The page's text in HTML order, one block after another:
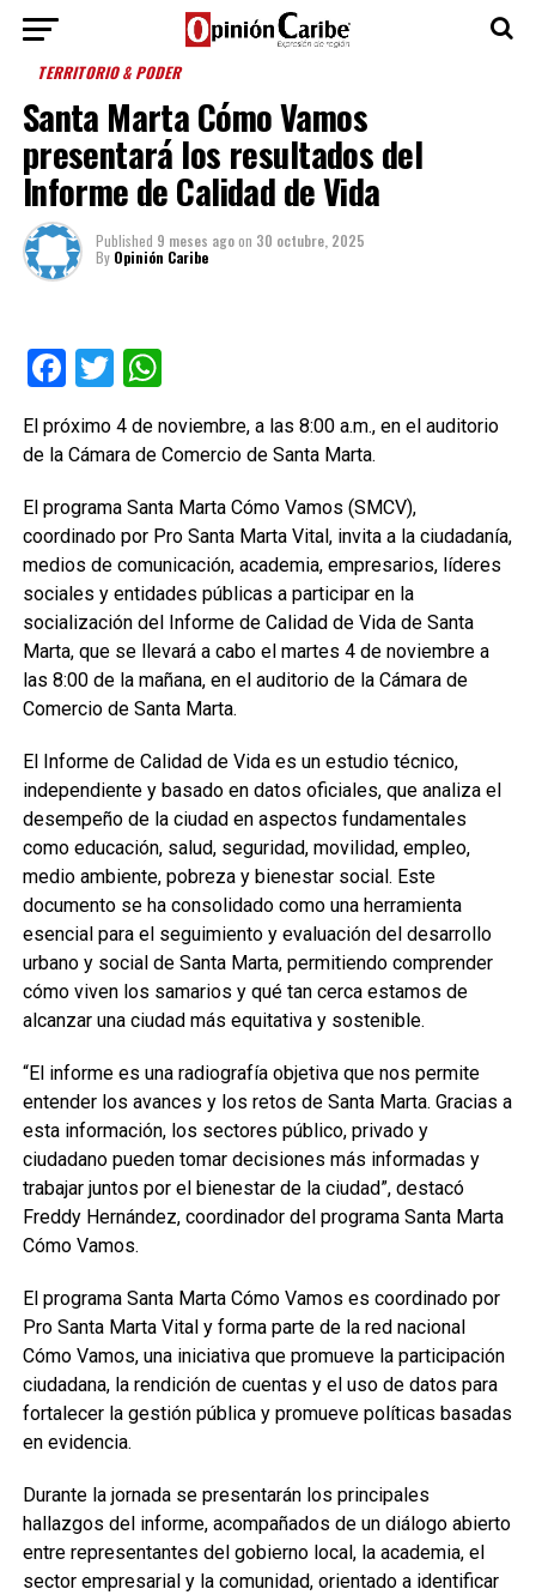
TERRITORIO & PODER
Santa Marta Cómo Vamos
presentará los resultados del
Informe de Calidad de Vida
Published 9 meses agoon 30 octubre, 2025
By Opinión Caribe
Facebook
TwitterWhatsApp
El próximo 4 de noviembre, a las 8:00 a.m., en el auditorio
de la Cámara de Comercio de Santa Marta.
El programa Santa Marta Cómo Vamos (SMCV),
coordinado por Pro Santa Marta Vital, invita a la ciudadanía,
medios de comunicación, academia, empresarios, líderes
sociales y entidades públicas a participar en la
socialización del Informe de Calidad de Vida de Santa
Marta, que se llevará a cabo el martes 4 de noviembre a
las 8:00 de la mañana, en el auditorio de la Cámara de
Comercio de Santa Marta.
El Informe de Calidad de Vida es un estudio técnico,
independiente y basado en datos oficiales, que analiza el
desempeño de la ciudad en aspectos fundamentales
como educación, salud, seguridad, movilidad, empleo,
medio ambiente, pobreza y bienestar social. Este
documento se ha consolidado como una herramienta
esencial para el seguimiento y evaluación del desarrollo
urbano y social de Santa Marta, permitiendo comprender
cómo viven los samarios y qué tan cerca estamos de
alcanzar una ciudad más equitativa y sostenible.
“El informe es una radiografía objetiva que nos permite
entender los avances y los retos de Santa Marta. Gracias a
esta información, los sectores público, privado y
ciudadano pueden tomar decisiones más informadas y
trabajar juntos por el bienestar de la ciudad”, destacó
Freddy Hernández, coordinador del programa Santa Marta
Cómo Vamos.
El programa Santa Marta Cómo Vamos es coordinado por
Pro Santa Marta Vital y forma parte de la red nacional
Cómo Vamos, una iniciativa que promueve la participación
ciudadana, la rendición de cuentas y el uso de datos para
fortalecer la gestión pública y promueve políticas basadas
en evidencia.
Durante la jornada se presentarán los principales
hallazgos del informe, acompañados de un diálogo abierto
entre representantes del gobierno local, la academia, el
sector empresarial y la comunidad, orientado a identificar